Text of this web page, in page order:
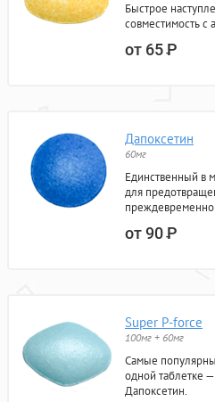
Быстрое
совместимость с
от 65Р
Дапоксетин
60мг
Единственный в
для
от 90Р
Super P-force
100мг + 60мг
Самые
одной таблетке
Дапоксетин.